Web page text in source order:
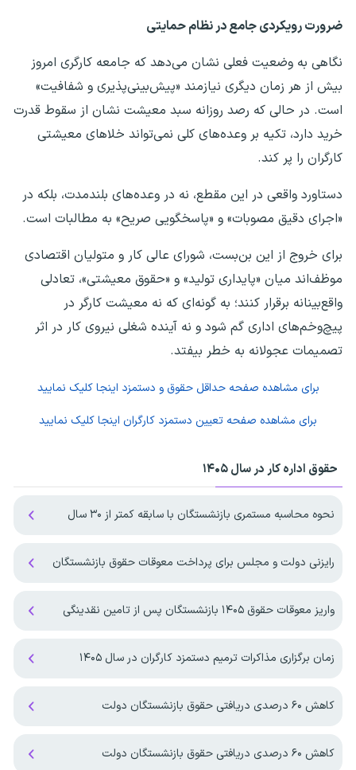
ضرورت رویکردی جامع در نظام حمایتی
نگاهی به وضعیت فعلی نشان می‌دهد که جامعه کارگری امروز
بیش از هر زمان دیگری نیازمند «پیش‌بینی‌پذیری و شفافیت»
است. در حالی که رصد روزانه سبد معیشت نشان از سقوط قدرت
خرید دارد، تکیه بر وعده‌های کلی نمی‌تواند خلاهای معیشتی
کارگران را پر کند.
دستاورد واقعی در این مقطع، نه در وعده‌های بلندمدت، بلکه در
«اجرای دقیق مصوبات» و «پاسخگویی صریح» به مطالبات است.
برای خروج از این بن‌بست، شورای عالی کار و متولیان اقتصادی
موظف‌اند میان «پایداری تولید» و «حقوق معیشتی»، تعادلی
واقع‌بینانه برقرار کنند؛ به گونه‌ای که نه معیشت کارگر در
پیچ‌وخم‌های اداری گم شود و نه آینده شغلی نیروی کار در اثر
تصمیمات عجولانه به خطر بیفتد.
برای مشاهده صفحه حداقل حقوق و دستمزد اینجا کلیک نمایید
برای مشاهده صفحه تعیین دستمزد کارگران اینجا کلیک نمایید
حقوق اداره کار در سال ۱۴۰۵
نحوه محاسبه مستمری بازنشستگان با سابقه کمتر از ۳۰ سال
رایزنی دولت و مجلس برای پرداخت معوقات حقوق بازنشستگان
واریز معوقات حقوق ۱۴۰۵ بازنشستگان پس از تامین نقدینگی
زمان برگزاری مذاکرات ترمیم دستمزد کارگران در سال ۱۴۰۵
کاهش ۶۰ درصدی دریافتی حقوق بازنشستگان دولت
کاهش ۶۰ درصدی دریافتی حقوق بازنشستگان دولت